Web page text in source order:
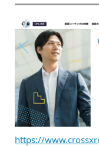
https://